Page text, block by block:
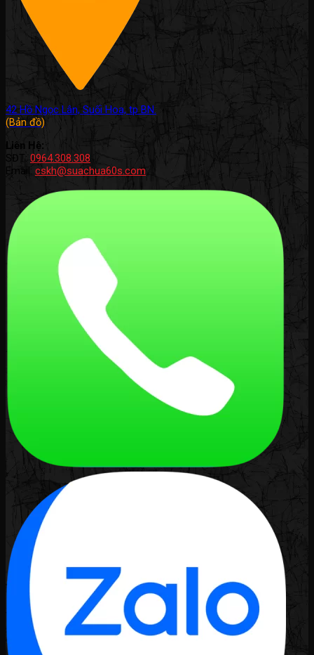
42 Hồ Ngọc Lân, Suối Hoa, tp BN.
(Bản đồ)
Liên Hệ:
SĐT: 0964.308.308
Email: cskh@suachua60s.com